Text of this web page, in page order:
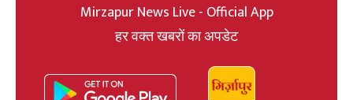
Mirzapur News Live - Official App
हर वक्त खबरों का अपडेट